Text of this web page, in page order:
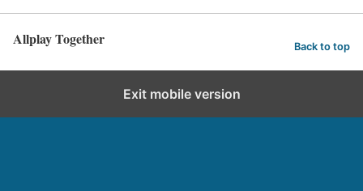
Allplay Together Back to top
Exit mobile version